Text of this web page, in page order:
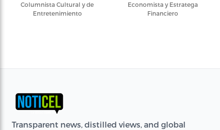
Columnista Cultural y de
Entretenimiento
Economista y Estratega
Financiero
Transparent news, distilled views, and global